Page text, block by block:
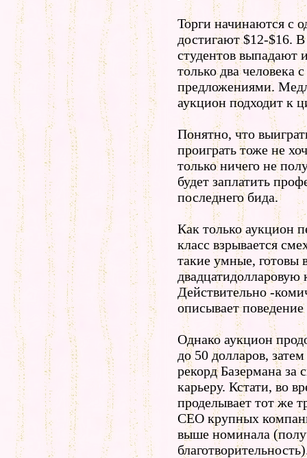
Торги начинаются с
достигают $12-$16.
студентов выпадают
только два
предложениями.
аукцион подходит к
Понятно, что
проиграть тоже не
только ничего не
будет заплатить
последнего бида.
Как только аукцион
класс взрывается
такие умные, готовы
Действительно -
описывает
Однако аукцион
до 50 долларов,
рекорд Базермана за
карьеру. Кстати, во
проделывает тот же
CEO крупных
выше номинала